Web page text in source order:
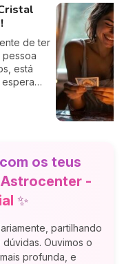
de ter
está
por um
Estará a
os teus
-
✨
partilhando
Ouvimos o
profunda, e